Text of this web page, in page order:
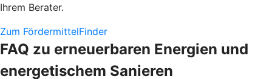
Ihrem Berater.
Zum FördermittelFinder
FAQ zu erneuerbaren Energien und
energetischem Sanieren